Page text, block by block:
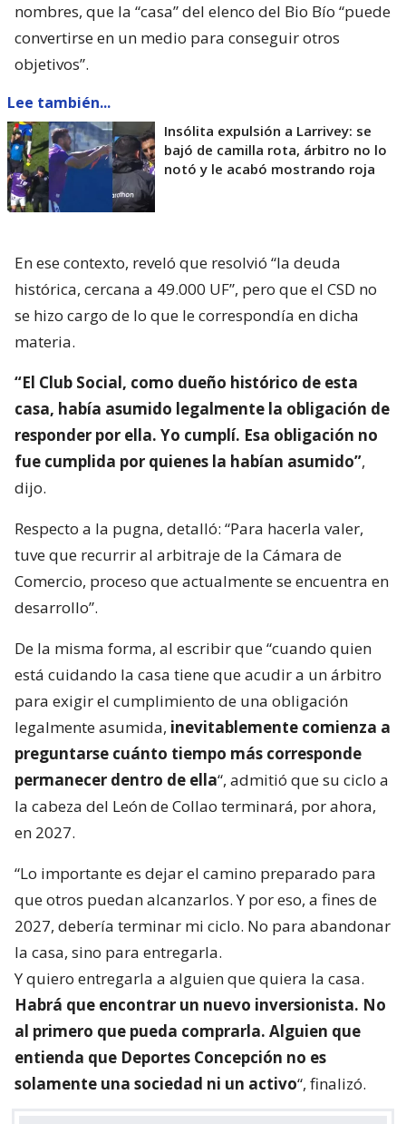
nombres, que la “casa” del elenco del Bio Bío “puede
convertirse en un medio para conseguir otros
objetivos”.
Lee también...
Insólita expulsión a Larrivey: se
bajó de camilla rota, árbitro no lo
notó y le acabó mostrando roja
En ese contexto, reveló que resolvió “la deuda
histórica, cercana a 49.000 UF”, pero que el CSD no
se hizo cargo de lo que le correspondía en dicha
materia.
“El Club Social, como dueño histórico de esta
casa, había asumido legalmente la obligación de
responder por ella. Yo cumplí. Esa obligación no
fue cumplida por quienes la habían asumido”,
dijo.
Respecto a la pugna, detalló: “Para hacerla valer,
tuve que recurrir al arbitraje de la Cámara de
Comercio, proceso que actualmente se encuentra en
desarrollo”.
De la misma forma, al escribir que “cuando quien
está cuidando la casa tiene que acudir a un árbitro
para exigir el cumplimiento de una obligación
legalmente asumida, inevitablemente comienza a
preguntarse cuánto tiempo más corresponde
permanecer dentro de ella“, admitió que su ciclo a
la cabeza del León de Collao terminará, por ahora,
en 2027.
“Lo importante es dejar el camino preparado para
que otros puedan alcanzarlos. Y por eso, a fines de
2027, debería terminar mi ciclo. No para abandonar
la casa, sino para entregarla.
Y quiero entregarla a alguien que quiera la casa.
Habrá que encontrar un nuevo inversionista. No
al primero que pueda comprarla. Alguien que
entienda que Deportes Concepción no es
solamente una sociedad ni un activo“, finalizó.